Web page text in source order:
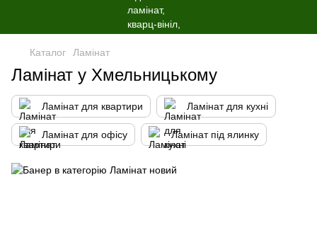
Каталог Ламінат
Ламінат у Хмельницькому
Ламінат для квартири Ламінат для кухні
Ламінат для офісу Ламінат під ялинку